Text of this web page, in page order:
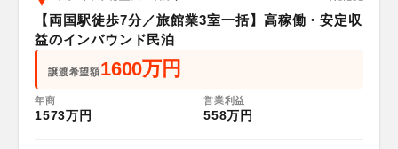
【両国駅徒歩7分／旅館業3室一括】高稼働・安定収
益のインバウンド民泊
譲渡希望額1600万円
年商
1573万円
営業利益
558万円